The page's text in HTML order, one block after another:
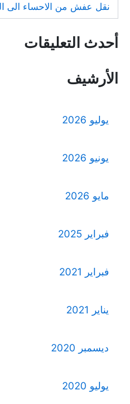
نقل عفش من الاحساء الى
أحدث التعليقات
الأرشيف
يوليو 2026
يونيو 2026
مايو 2026
فبراير 2025
فبراير 2021
يناير 2021
ديسمبر 2020
يوليو 2020